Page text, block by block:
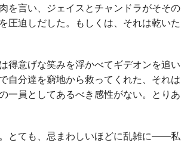
を言い、ジェイスとチャンドラがそその
圧迫しだした。もしくは、それは乾いた
得意げな笑みを浮かべてギデオンを追い
自分達を窮地から救ってくれた、それは
一員としてあるべき感性がない。とりあ
とても、忌まわしいほどに乱雑に――私